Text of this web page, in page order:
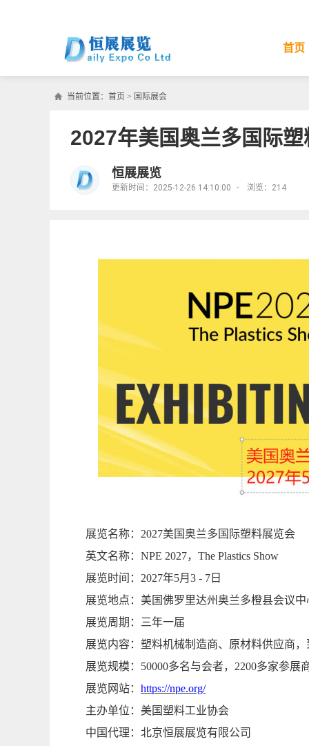
首页
当前位置： 首页 > 国际展会
2027年美国奥兰多国际
恒展展览
更新时间：2025-12-26 14:10:00 · 浏览： 214
展览名称： 2027美国奥兰多国际塑料展览会
英文名称： NPE 2027， The Plastics Show
展览时间： 2027年5月 3 - 7 日
展览地点：美国佛罗里达州奥兰多橙县会议中
展览周期：三年一届
展览内容：塑料机械制造商、原材料供应商
展览规模： 50000多名与会者， 2200多家参展
展览网站： https://npe.org/
主办单位：美国塑料工业协会
中国代理：北京恒展展览有限公司